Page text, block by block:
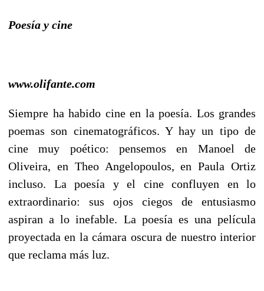
Poesía y cine
www.olifante.com
Siempre ha habido cine en la poesía. Los grandes
poemas son cinematográficos. Y hay un tipo de
cine muy poético: pensemos en Manoel de
Oliveira, en Theo Angelopoulos, en Paula Ortiz
incluso. La poesía y el cine confluyen en lo
extraordinario: sus ojos ciegos de entusiasmo
aspiran a lo inefable. La poesía es una película
proyectada en la cámara oscura de nuestro interior
que reclama más luz.